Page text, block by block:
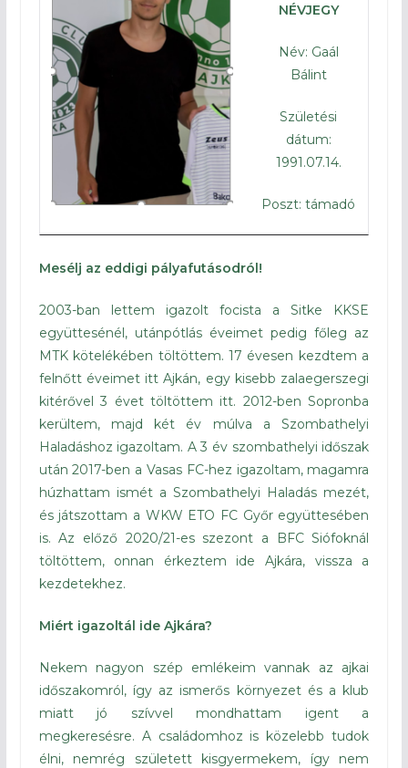
NÉVJEGY
Név: Gaál
Bálint
Születési
dátum:
1991.07.14.
Poszt: támadó
Mesélj az eddigi pályafutásodról!
2003-ban lettem igazolt focista a Sitke KKSE
együttesénél, utánpótlás éveimet pedig főleg az
MTK kötelékében töltöttem. 17 évesen kezdtem a
felnőtt éveimet itt Ajkán, egy kisebb zalaegerszegi
kitérővel 3 évet töltöttem itt. 2012-ben Sopronba
kerültem, majd két év múlva a Szombathelyi
Haladáshoz igazoltam. A 3 év szombathelyi időszak
után 2017-ben a Vasas FC-hez igazoltam, magamra
húzhattam ismét a Szombathelyi Haladás mezét,
és játszottam a WKW ETO FC Győr együttesében
is. Az előző 2020/21-es szezont a BFC Siófoknál
töltöttem, onnan érkeztem ide Ajkára, vissza a
kezdetekhez.
Miért igazoltál ide Ajkára?
Nekem nagyon szép emlékeim vannak az ajkai
időszakomról, így az ismerős környezet és a klub
miatt jó szívvel mondhattam igent a
megkeresésre. A családomhoz is közelebb tudok
élni, nemrég született kisgyermekem, így nem